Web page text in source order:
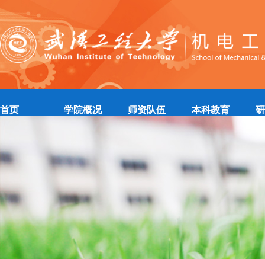
首页 学院概况 师资队伍 本科教育